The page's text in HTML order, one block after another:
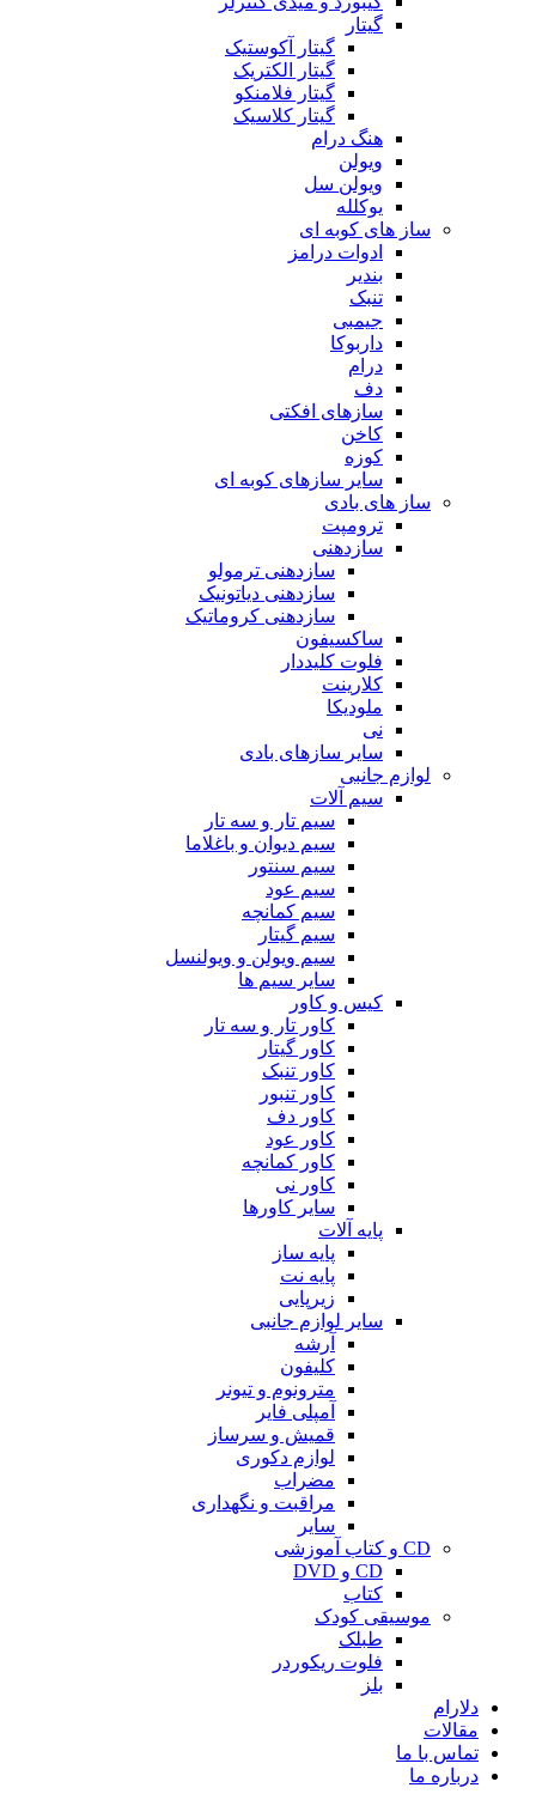
گیتار
گیتار آکوستیک
گیتار الکتریک
گیتار فلامنکو
گیتار کلاسیک
هنگ درام
ویولن
ویولن سل
یوکلله
ساز های کوبه ای
ادوات درامز
بندیر
تنبک
جیمبی
داربوکا
درام
دف
سازهای افکتی
کاخن
کوزه
سایر سازهای کوبه ای
ساز های بادی
ترومپت
سازدهنی
سازدهنی ترمولو
سازدهنی دیاتونیک
سازدهنی کروماتیک
ساکسیفون
فلوت کلیددار
کلارینت
ملودیکا
نی
سایر سازهای بادی
لوازم جانبی
سیم آلات
سیم تار و سه تار
سیم دیوان و باغلاما
سیم سنتور
سیم عود
سیم کمانچه
سیم گیتار
سیم ویولن و ویولنسل
سایر سیم ها
کیس و کاور
کاور تار و سه تار
کاور گیتار
کاور تنبک
کاور تنبور
کاور دف
کاور عود
کاور کمانچه
کاور نی
سایر کاورها
پایه آلات
پایه ساز
پایه نت
زیرپایی
سایر لوازم جانبی
آرشه
کلیفون
مترونوم و تیونر
آمپلی فایر
قمیش و سرساز
لوازم دکوری
مضراب
مراقبت و نگهداری
سایر
CD و کتاب آموزشی
CD و DVD
کتاب
موسیقی کودک
طبلک
فلوت ریکوردر
بلز
دلارام
مقالات
تماس با ما
درباره ما